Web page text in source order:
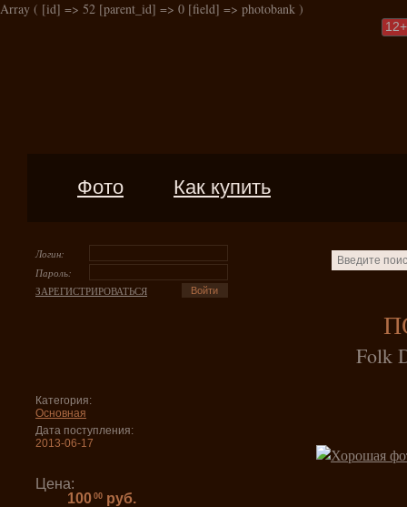
Array ( [id] => 52 [parent_id] => 0 [field] => photobank )
12+
Фото Как купить
Логин:
Пароль:
ЗАРЕГИСТРИРОВАТЬСЯ
Folk
Категория:
Основная
Дата поступления:
2013-06-17
Цена:
100 00 руб.